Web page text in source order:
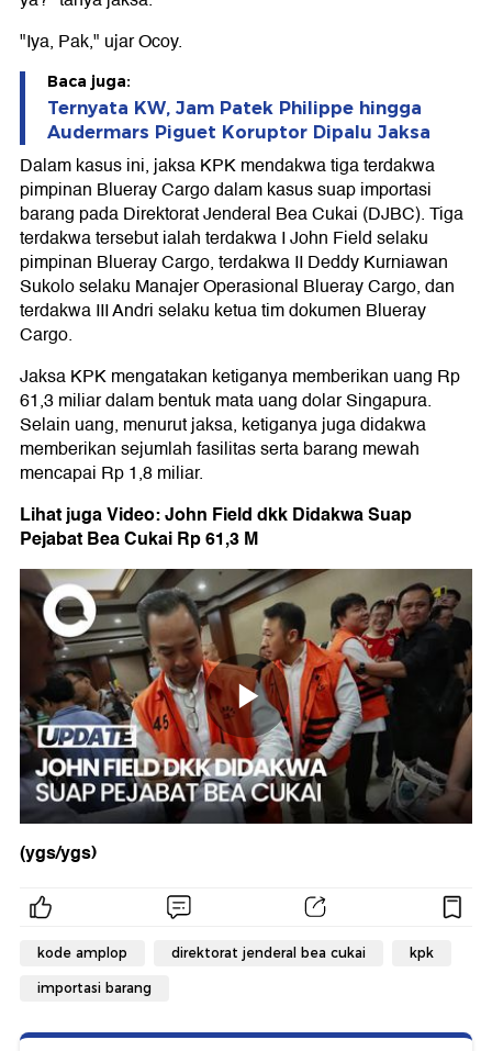
"Iya, Pak," ujar Ocoy.
Baca juga:
Ternyata KW, Jam Patek Philippe hingga
Audermars Piguet Koruptor Dipalu Jaksa
Dalam kasus ini, jaksa KPK mendakwa tiga terdakwa
pimpinan Blueray Cargo dalam kasus suap importasi
barang pada Direktorat Jenderal Bea Cukai (DJBC). Tiga
terdakwa tersebut ialah terdakwa I John Field selaku
pimpinan Blueray Cargo, terdakwa II Deddy Kurniawan
Sukolo selaku Manajer Operasional Blueray Cargo, dan
terdakwa III Andri selaku ketua tim dokumen Blueray
Cargo.
Jaksa KPK mengatakan ketiganya memberikan uang Rp
61,3 miliar dalam bentuk mata uang dolar Singapura.
Selain uang, menurut jaksa, ketiganya juga didakwa
memberikan sejumlah fasilitas serta barang mewah
mencapai Rp 1,8 miliar.
Lihat juga Video: John Field dkk Didakwa Suap
Pejabat Bea Cukai Rp 61,3 M
(ygs/ygs)
kode amplop direktorat jenderal bea cukai kpk
importasi barang